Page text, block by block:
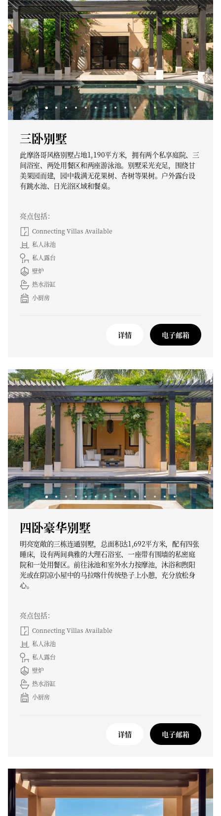
三卧别墅
此摩洛哥风格别墅占地1,190平方米，拥有两个私享庭院、三
间浴室、两处用餐区和两座游泳池。别墅采光充足，围绕甘
美果园而建，园中栽满无花果树、杏树等果树。户外露台设
有跳水池、日光浴区域和餐桌。
亮点包括：
Connecting Villas Available
私人泳池
私人露台
壁炉
热水浴缸
小厨房
详情 电子邮箱
四卧豪华别墅
明亮宽敞的三栋连通别墅，总面积达1,692平方米，配有四张
睡床，设有两间典雅的大理石浴室、一座带有围墙的私密庭
院和一处用餐区。前往泳池和室外水力按摩池，沐浴和煦阳
光或在阴凉小屋中的马拉喀什传统垫子上小憩，充分放松身
心。
亮点包括：
Connecting Villas Available
私人泳池
私人露台
壁炉
热水浴缸
小厨房
详情 电子邮箱